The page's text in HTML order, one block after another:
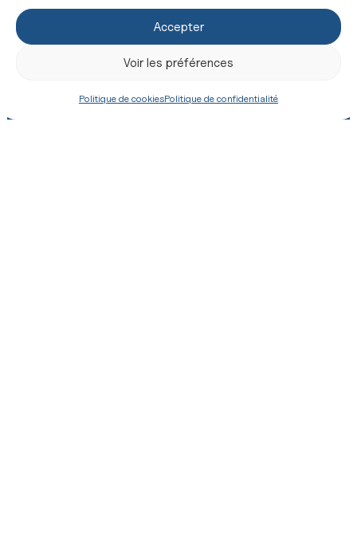
Accepter
Voir les préférences
Politique de cookiesPolitique de confidentialité